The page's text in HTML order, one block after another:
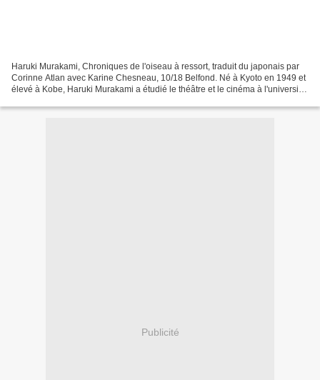
Haruki Murakami, Chroniques de l'oiseau à ressort, traduit du japonais par
Corinne Atlan avec Karine Chesneau, 10/18 Belfond. Né à Kyoto en 1949 et
élevé à Kobe, Haruki Murakami a étudié le théâtre et le cinéma à l'université
Publicité